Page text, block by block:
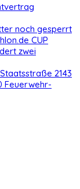
noch gesperrt
CUP
zwei
2143
Feuerwehr-